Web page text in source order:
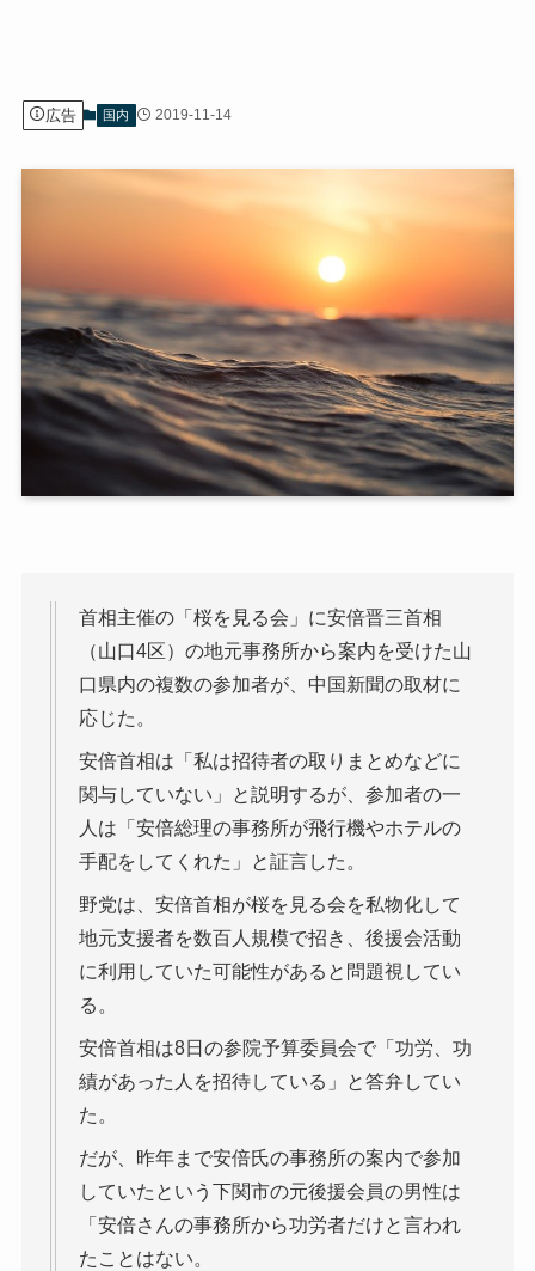
広告 国内 2019-11-14
首相主催の「桜を見る会」に安倍晋三首相
（山口4区）の地元事務所から案内を受けた山
口県内の複数の参加者が、中国新聞の取材に
応じた。
安倍首相は「私は招待者の取りまとめなどに
関与していない」と説明するが、参加者の一
人は「安倍総理の事務所が飛行機やホテルの
手配をしてくれた」と証言した。
野党は、安倍首相が桜を見る会を私物化して
地元支援者を数百人規模で招き、後援会活動
に利用していた可能性があると問題視してい
る。
安倍首相は8日の参院予算委員会で「功労、功
績があった人を招待している」と答弁してい
た。
だが、昨年まで安倍氏の事務所の案内で参加
していたという下関市の元後援会員の男性は
「安倍さんの事務所から功労者だけと言われ
たことはない。